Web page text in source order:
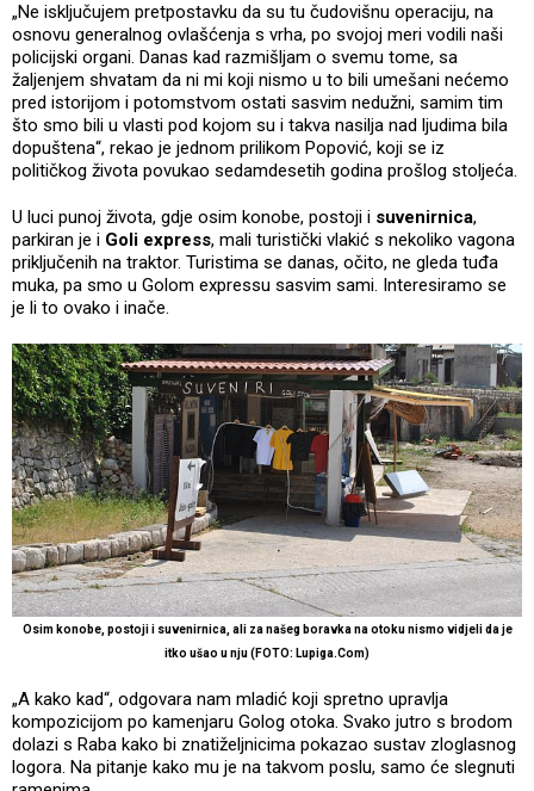
„Ne isključujem pretpostavku da su tu čudovišnu operaciju, na
osnovu generalnog ovlašćenja s vrha, po svojoj meri vodili naši
policijski organi. Danas kad razmišljam o svemu tome, sa
žaljenjem shvatam da ni mi koji nismo u to bili umešani nećemo
pred istorijom i potomstvom ostati sasvim nedužni, samim tim
što smo bili u vlasti pod kojom su i takva nasilja nad ljudima bila
dopuštena“, rekao je jednom prilikom Popović, koji se iz
političkog života povukao sedamdesetih godina prošlog stoljeća.
U luci punoj života, gdje osim konobe, postoji i suvenirnica,
parkiran je i Goli express, mali turistički vlakić s nekoliko vagona
priključenih na traktor. Turistima se danas, očito, ne gleda tuđa
muka, pa smo u Golom expressu sasvim sami. Interesiramo se
je li to ovako i inače.
Osim konobe, postoji i suvenirnica, ali za našeg boravka na otoku nismo vidjeli da je
itko ušao u nju (FOTO: Lupiga.Com)
„A kako kad“, odgovara nam mladić koji spretno upravlja
kompozicijom po kamenjaru Golog otoka. Svako jutro s brodom
dolazi s Raba kako bi znatiželjnicima pokazao sustav zloglasnog
logora. Na pitanje kako mu je na takvom poslu, samo će slegnuti